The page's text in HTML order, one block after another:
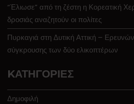
“Έλιωσε” από τη ζέστη η Κορεατική
δροσιάς αναζητούν οι πολίτες
Πυρκαγιά στη Δυτική Αττική –
σύγκρουσης των δύο ελικοπτέρων
KΑΤΗΓΟΡΊΕΣ
Δημοφιλή